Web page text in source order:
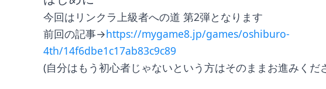
今回はリンクラ上級者への道 第2弾となります
前回の記事→https://mygame8.jp/games/oshiburo-
4th/14f6dbe1c17ab83c9c89
(自分はもう初心者じゃないという方はそのままお進みくだ